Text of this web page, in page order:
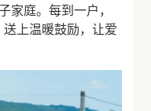
家庭。每到一户，
上温暖鼓励，让爱